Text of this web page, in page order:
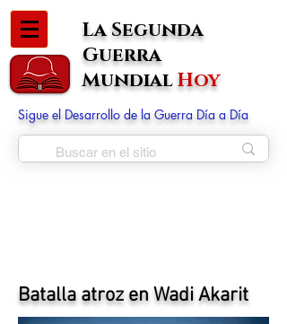
La Segunda
Guerra
MundialHoy
Sigue el Desarrollo de la Guerra Día a Día
Batalla atroz en Wadi Akarit